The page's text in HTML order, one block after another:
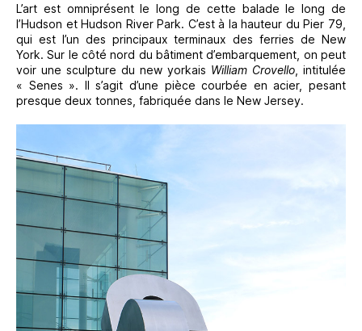
L’art est omniprésent le long de cette balade le long de
l’Hudson et Hudson River Park. C’est à la hauteur du Pier 79,
qui est l’un des principaux terminaux des ferries de New
York. Sur le côté nord du bâtiment d’embarquement, on peut
voir une sculpture du new yorkais William Crovello , intitulée
« Senes ». Il s’agit d’une pièce courbée en acier, pesant
presque deux tonnes, fabriquée dans le New Jersey.